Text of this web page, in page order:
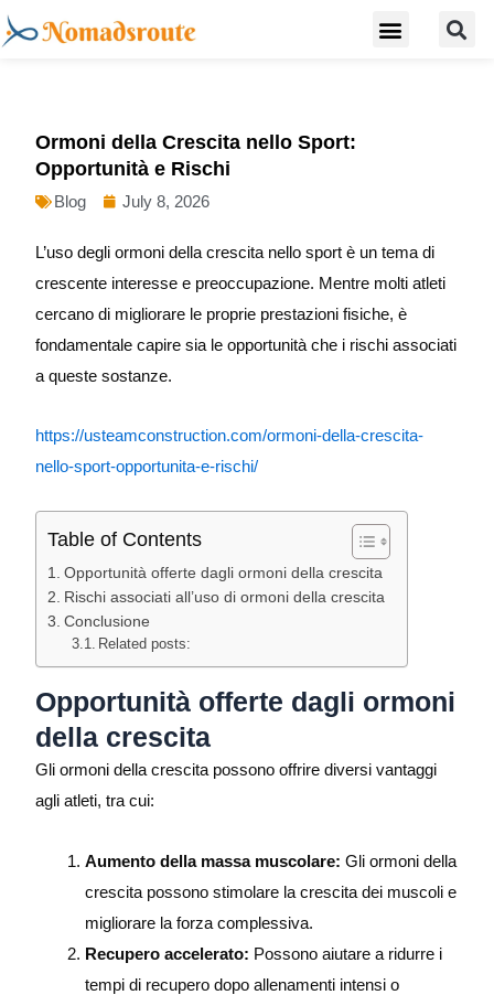
Skip
to
Menu
Ormoni della Crescita nello Sport:
Opportunità e Rischi
Blog July 8, 2026
L’uso degli ormoni della crescita nello sport è un tema di
crescente interesse e preoccupazione. Mentre molti atleti
cercano di migliorare le proprie prestazioni fisiche, è
fondamentale capire sia le opportunità che i rischi associati
a queste sostanze.
https://usteamconstruction.com/ormoni-della-crescita-
nello-sport-opportunita-e-rischi/
Table of Contents
Opportunità offerte dagli ormoni della crescita
Rischi associati all’uso di ormoni della crescita
Conclusione
Related posts:
Opportunità offerte dagli ormoni
della crescita
Gli ormoni della crescita possono offrire diversi vantaggi
agli atleti, tra cui:
Aumento della massa muscolare: Gli ormoni della
crescita possono stimolare la crescita dei muscoli e
migliorare la forza complessiva.
Recupero accelerato: Possono aiutare a ridurre i
tempi di recupero dopo allenamenti intensi o